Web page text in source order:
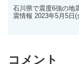
石川県で震度6強の地
震情報 2023年5月5日(
コメント